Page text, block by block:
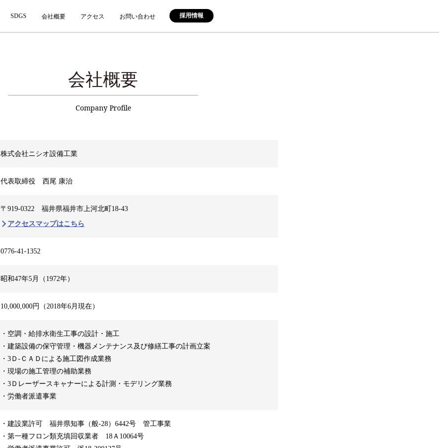
SDGS 会社概要 アクセス お問い合わせ 採用情報
会社概要
Company Profile
株式会社ニシオ設備工業
代表取締役 西尾 康治
〒919-0322 福井県福井市上河北町18-43
アクセスマップはこちら
0776-41-1352
昭和47年5月（1972年）
10,000,000円（2018年6月現在）
・空調・給排水衛生工事の設計・施工
・建築設備の保守管理・機器メンテナンス及び修繕工事の計画立案
・3Ｄ-ＣＡＤによる施工図作成業務
・現場の施工管理の補助業務
・3Ｄレーザースキャナーによる計測・モデリング業務
・労働者派遣事業
・建設業許可 福井県知事（般-28）6442号 管工事業
・第一種フロン類充填回収業者 18Ａ10064号